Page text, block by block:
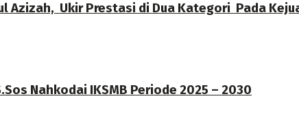
Azizah, Ukir Prestasi di Dua Kategori Pada
Nahkodai IKSMB Periode 2025 – 2030